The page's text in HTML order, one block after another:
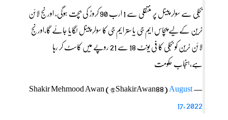
بجلی سے سولر پینل پر منتقلی سے 1 ارب 90 کروڑ کی بچت ہوگی, اورنج لائن
ٹرین کےلیے پچاس ایم جی یا ستر ایم جی کا سولر پینل لگایا جائے گا،اورنج
لائن ٹرین کو بجلی کا فی یونٹ 18 سے 21 روپے میں کاسٹ کر رہا
ہے،ہنجاب حکومت
— Shakir Mehmood Awan (@ShakirAwan88)
August
17, 2022